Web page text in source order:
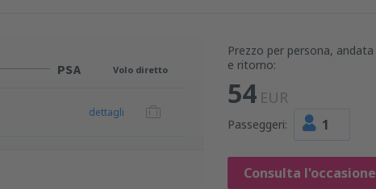
Prezzo per persona, andata
e ritorno:
54 EUR
Passeggeri: 1
Consulta l'occasione
PSA Volo diretto
dettagli